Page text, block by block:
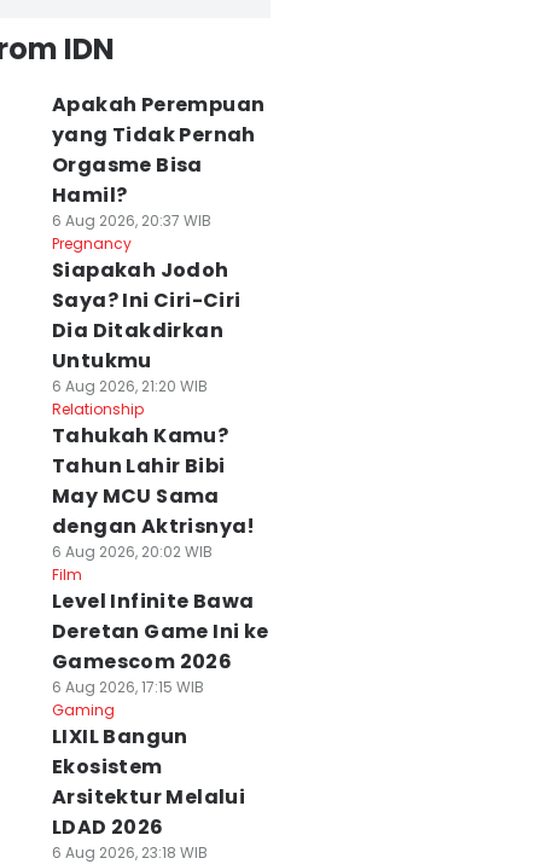
IDN
Apakah Perempuan
yang Tidak Pernah
Orgasme Bisa
Hamil?
6 Aug 2026, 20:37 WIB
Pregnancy
Siapakah Jodoh
Saya? Ini Ciri-Ciri
Dia Ditakdirkan
Untukmu
6 Aug 2026, 21:20 WIB
Relationship
Tahukah Kamu?
Tahun Lahir Bibi
May MCU Sama
dengan Aktrisnya!
6 Aug 2026, 20:02 WIB
Film
Level Infinite Bawa
Deretan Game Ini ke
Gamescom 2026
6 Aug 2026, 17:15 WIB
Gaming
LIXIL Bangun
Ekosistem
Arsitektur Melalui
LDAD 2026
6 Aug 2026, 23:18 WIB